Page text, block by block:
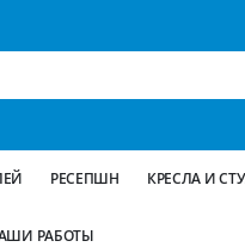
РЕСЕПШН КРЕСЛА И
РАБОТЫ